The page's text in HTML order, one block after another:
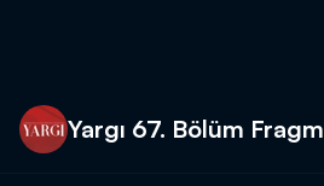
Yargı 67. Bölüm